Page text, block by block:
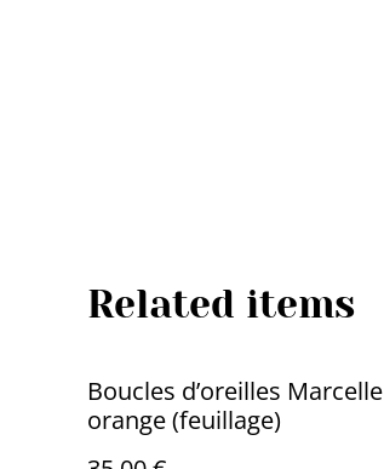
Related items
Boucles d’oreilles Marcelle
orange (feuillage)